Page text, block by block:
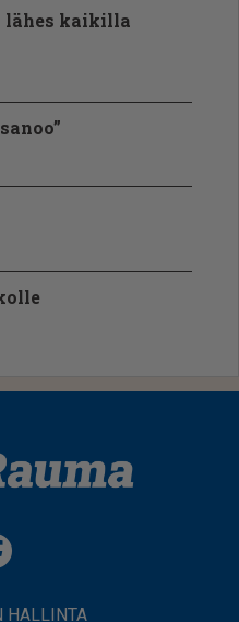
lähes kaikilla
HALLINTA